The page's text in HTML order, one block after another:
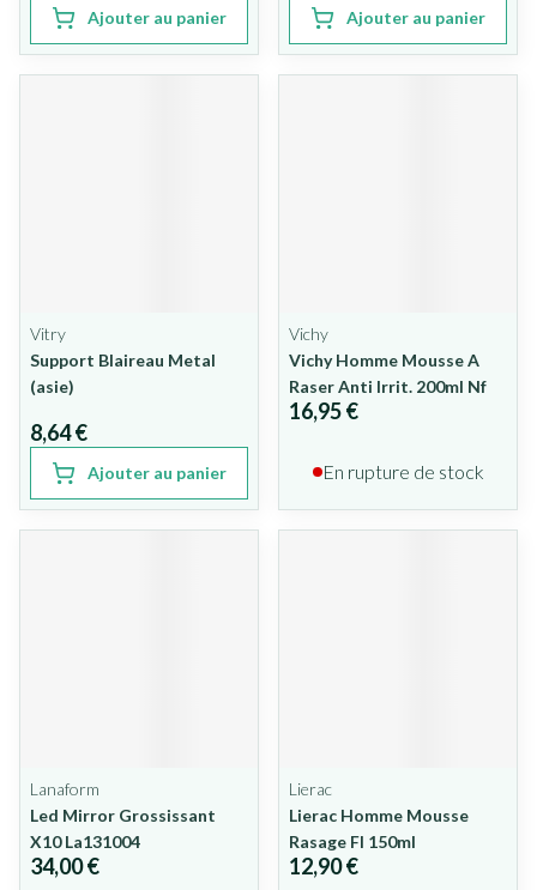
Ajouter au panier Ajouter au panier
Vitry
Support Blaireau Metal
(asie)
8,64 €
Ajouter au panier
Vichy
Vichy Homme Mousse A
Raser Anti Irrit. 200ml Nf
16,95 €
En rupture de stock
Lanaform
Led Mirror Grossissant
X10 La131004
34,00 €
Lierac
Lierac Homme Mousse
Rasage Fl 150ml
12,90 €